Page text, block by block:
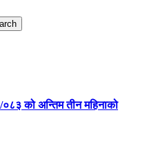
को अन्तिम तीन महिनाको